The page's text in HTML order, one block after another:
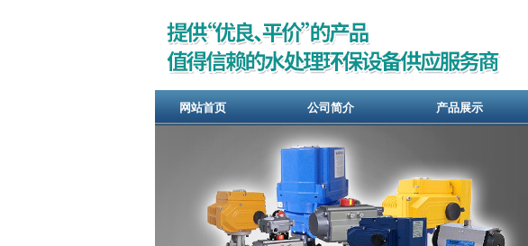
网站首页 公司简介 产品展示